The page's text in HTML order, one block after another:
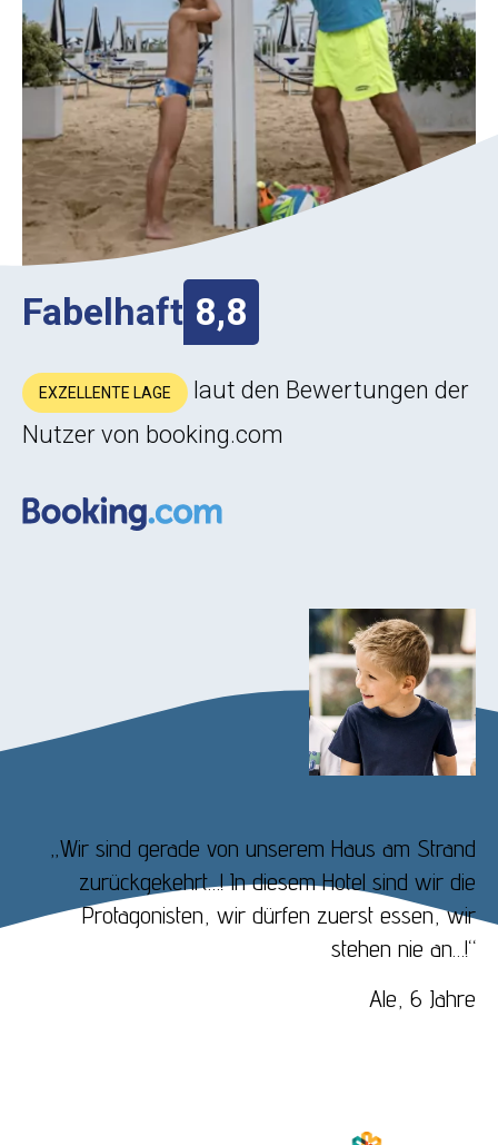
Fabelhaft 8,8
EXZELLENTE LAGE
laut den Bewertungen der
Nutzer von booking.com
„Wir sind gerade von unserem Haus am Strand
zurückgekehrt…! In diesem Hotel sind wir die
Protagonisten, wir dürfen zuerst essen, wir
stehen nie an…!“
Ale, 6 Jahre